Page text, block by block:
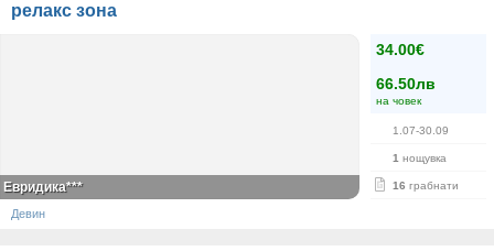
релакс зона
34.00€
66.50лв
на човек
1.07-30.09
1 нощувка
16 грабнати
Евридика***
Девин